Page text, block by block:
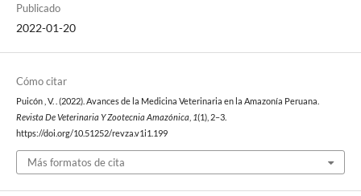
Publicado
2022-01-20
Cómo citar
Puicón , V. . (2022). Avances de la Medicina Veterinaria en la Amazonía Peruana.
Revista De Veterinaria Y Zootecnia Amazónica 1(1), 2–3.
https://doi.org/10.51252/revza.v1i1.199
Más formatos de cita